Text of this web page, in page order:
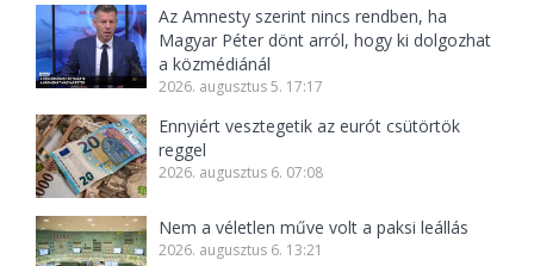
Az Amnesty szerint nincs rendben, ha
Magyar Péter dönt arról, hogy ki dolgozhat
a közmédiánál
2026. augusztus 5. 17:17
Ennyiért vesztegetik az eurót csütörtök
reggel
2026. augusztus 6. 07:08
Nem a véletlen műve volt a paksi leállás
2026. augusztus 6. 13:21